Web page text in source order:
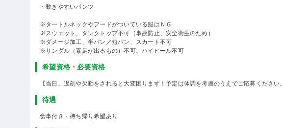
・動きやすいパンツ
※タートルネックやフードがついている服はＮＧ
※スウェット、タンクトップ不可（事故防止、安全衛生のため）
※ダメージ加工、半パン／短パン、スカート不可
※サンダル（素足が出るもの）不可、ハイヒール不可
希望資格・必要資格
【当日、遅刻や欠勤をされると大変困ります！予定は体調を考慮のうえでご応募ください
待遇
食事付き・持ち帰り希望あり